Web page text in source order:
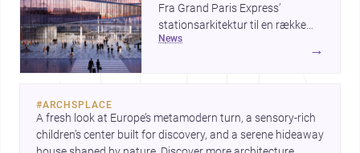
Fra Grand Paris Express’
stationsarkitektur til en række
projekter, der undersøger
Samtidig peger The Plinth House
/ Cambra Buró på, hvordan et
news
→
#ARCHSPLACE
A fresh look at Europe’s metamodern turn, a sensory-rich
children’s center built for discovery, and a serene hideaway